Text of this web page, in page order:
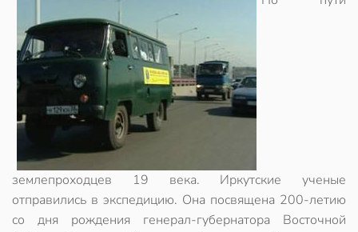
землепроходцев 19 века. Иркутские ученые
отправились в экспедицию. Она посвящена 200-летию
со дня рождения генерал-губернатора Восточной